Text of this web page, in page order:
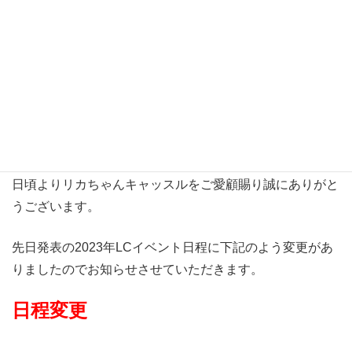
日頃よりリカちゃんキャッスルをご愛顧賜り誠にありがと
うございます。
先日発表の2023年LCイベント日程に下記のよう変更があ
りましたのでお知らせさせていただきます。
日程変更